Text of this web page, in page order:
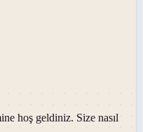
hoş geldiniz. Size nasıl